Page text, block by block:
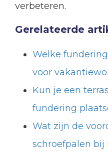
verbeteren.
Gerelateerde
Welke
voor
Kun je een
fundering
Wat zijn de
schroefpalen bij